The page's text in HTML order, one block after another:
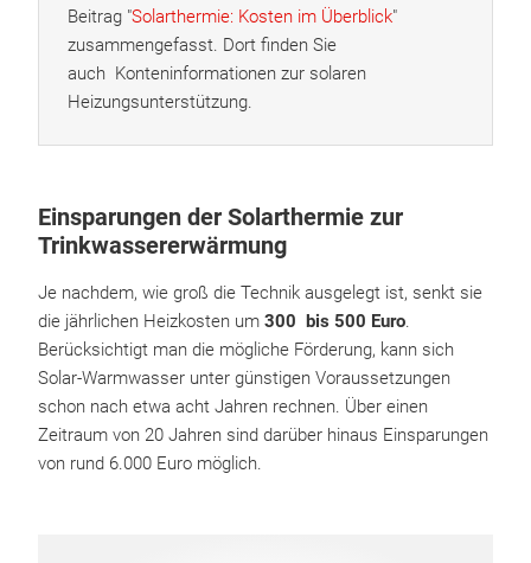
Beitrag "Solarthermie: Kosten im Überblick"
zusammengefasst. Dort finden Sie
auch Konteninformationen zur solaren
Heizungsunterstützung.
Einsparungen der Solarthermie zur
Trinkwassererwärmung
Je nachdem, wie groß die Technik ausgelegt ist, senkt sie
die jährlichen Heizkosten um 300 bis 500 Euro.
Berücksichtigt man die mögliche Förderung, kann sich
Solar-Warmwasser unter günstigen Voraussetzungen
schon nach etwa acht Jahren rechnen. Über einen
Zeitraum von 20 Jahren sind darüber hinaus Einsparungen
von rund 6.000 Euro möglich.